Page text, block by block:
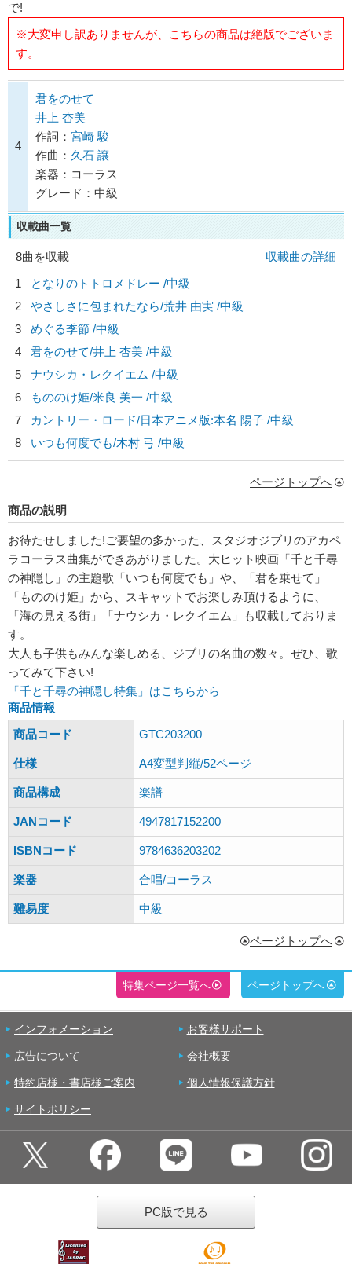
で!
※大変申し訳ありませんが、こちらの商品は絶版でございま
す。
4
君をのせて
井上 杏美
作詞： 宮崎 駿
作曲： 久石 譲
楽器：コーラス
グレード：中級
収載曲一覧
8曲を収載
収載曲の詳細
1
となりのトトロメドレー /中級
2
やさしさに包まれたなら/荒井 由実 /中級
3
めぐる季節 /中級
4
君をのせて/井上 杏美 /中級
5
ナウシカ・レクイエム /中級
6
もののけ姫/米良 美一 /中級
7
カントリー・ロード/日本アニメ版:本名 陽子 /中級
8
いつも何度でも/木村 弓 /中級
ページトップへ
商品の説明
お待たせしました!ご要望の多かった、スタジオジブリのアカペ
ラコーラス曲集ができあがりました。大ヒット映画「千と千尋
の神隠し」の主題歌「いつも何度でも」や、「君を乗せて」
「もののけ姫」から、スキャットでお楽しみ頂けるように、
「海の見える街」「ナウシカ・レクイエム」も収載しておりま
す。
大人も子供もみんな楽しめる、ジブリの名曲の数々。ぜひ、歌
ってみて下さい!
「千と千尋の神隠し特集」はこちらから
商品情報
商品コード
GTC203200
仕様 A4変型判縦/52ページ
商品構成 楽譜
JANコード 4947817152200
ISBNコード 9784636203202
楽器 合唱/コーラス
難易度 中級
ページトップへ
特集ページ一覧へ ページトップへ
インフォメーション お客様サポート
広告について 会社概要
特約店様・書店様ご案内 個人情報保護方針
サイトポリシー
PC版で見る